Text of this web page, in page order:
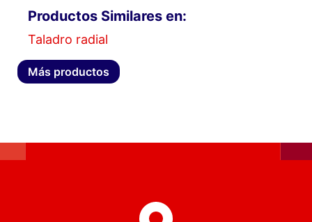
Productos Similares en:
Taladro radial
Más productos